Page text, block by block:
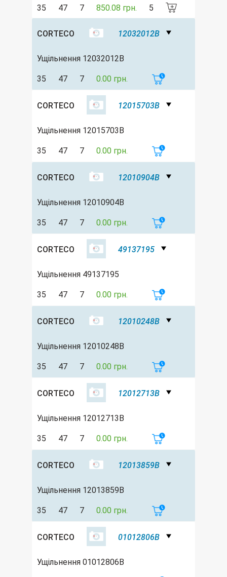
35 47 7 850.08 грн. 5
CORTECO 12032012B
Ущільнення 12032012B
35 47 7 0.00 грн.
CORTECO 12015703B
Ущільнення 12015703B
35 47 7 0.00 грн.
CORTECO 12010904B
Ущільнення 12010904B
35 47 7 0.00 грн.
CORTECO 49137195
Ущільнення 49137195
35 47 7 0.00 грн.
CORTECO 12010248B
Ущільнення 12010248B
35 47 7 0.00 грн.
CORTECO 12012713B
Ущільнення 12012713B
35 47 7 0.00 грн.
CORTECO 12013859B
Ущільнення 12013859B
35 47 7 0.00 грн.
CORTECO 01012806B
Ущільнення 01012806B